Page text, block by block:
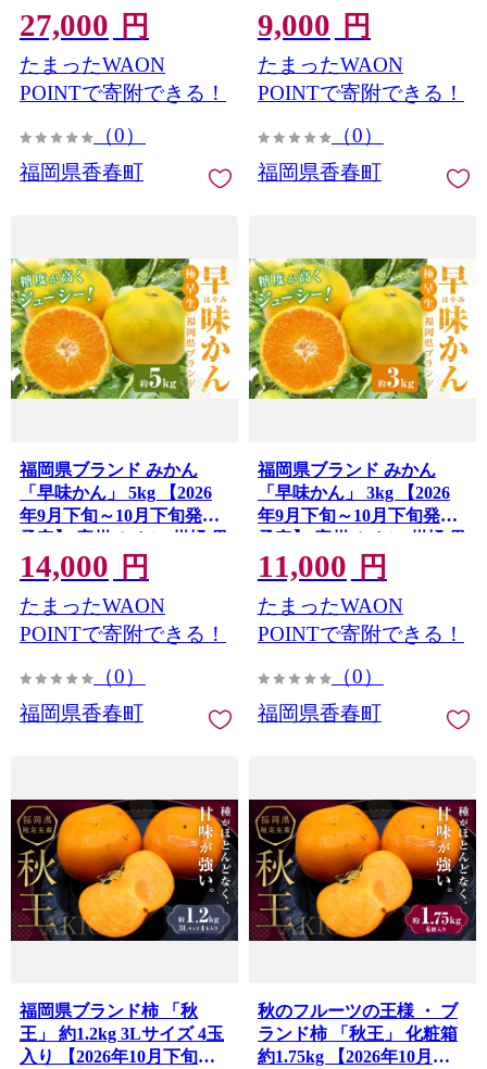
ス バニラアイス アイスク
リーム スイーツ お菓子 洋
菓子 デザート 詰め合わせ
冷凍 福岡県 香春町 九州
27,000 円
たまったWAON
POINTで寄附できる！
（0）
福岡県香春町
ーム スイーツ お菓子 洋菓
子 デザート 詰め合わせ 冷
凍 福岡県 香春町 九州
9,000 円
たまったWAON
POINTで寄附できる！
（0）
福岡県香春町
福岡県ブランド みかん
「早味かん」 5kg 【2026
年9月下旬～10月下旬発送
予定】 蜜柑 ミカン 柑橘 果
物 フルーツ 九州 福岡県 香
春町 冷蔵
14,000 円
たまったWAON
POINTで寄附できる！
（0）
福岡県香春町
福岡県ブランド みかん
「早味かん」 3kg 【2026
年9月下旬～10月下旬発送
予定】 蜜柑 ミカン 柑橘 果
物 フルーツ 九州 福岡県 香
春町 冷蔵
11,000 円
たまったWAON
POINTで寄附できる！
（0）
福岡県香春町
福岡県ブランド柿 「秋
王」 約1.2kg 3Lサイズ 4玉
入り 【2026年10月下旬～
秋のフルーツの王様 ・ ブ
ランド柿 「秋王」 化粧箱
約1.75kg 【2026年10月下